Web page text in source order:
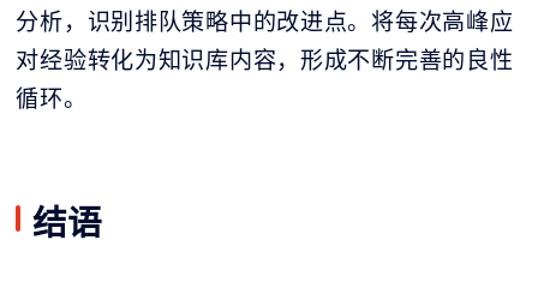
分析，识别排队策略中的改进点。将每次高峰应
对经验转化为知识库内容，形成不断完善的良性
循环。
结语